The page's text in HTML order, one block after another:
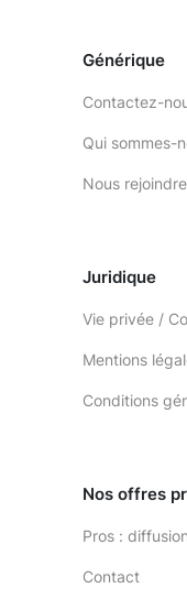
Générique
Contactez-
Qui sommes-
Nous rejoindre
Juridique
Vie privée /
Mentions
Conditions
Nos offres
Pros :
Contact